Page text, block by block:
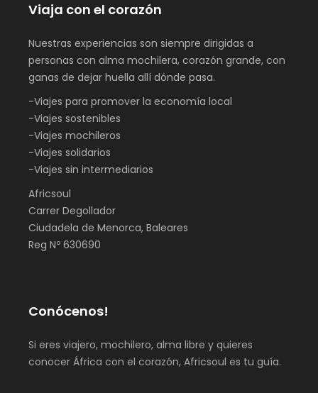
Viaja con el corazón
Nuestras experiencias son siempre dirigidas a
personas con alma mochilera, corazón grande, con
ganas de dejar huella allí dónde pasa.
-Viajes para promover la economía local
-Viajes sostenibles
-Viajes mochileros
-Viajes solidarios
-Viajes sin intermediarios
Africsoul
Carrer Degollador
Ciudadela de Menorca, Baleares
Reg Nº 630690
Conócenos!
Si eres viajero, mochilero, alma libre y quieres
conocer África con el corazón, Africsoul es tu guía.